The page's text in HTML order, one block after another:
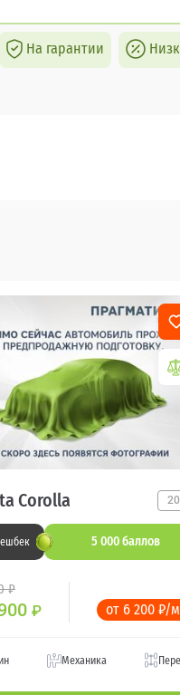
На гарантии
Corolla
5 000 баллов
₽
₽ от 6 200 ₽/
Механика